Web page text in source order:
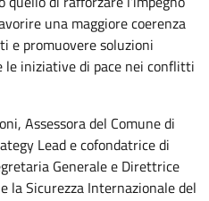
una maggiore coerenza
e promuovere soluzioni
le iniziative di pace nei conflitti
Assessora del Comune di
Lead e cofondatrice di
Generale e Direttrice
la Sicurezza Internazionale del